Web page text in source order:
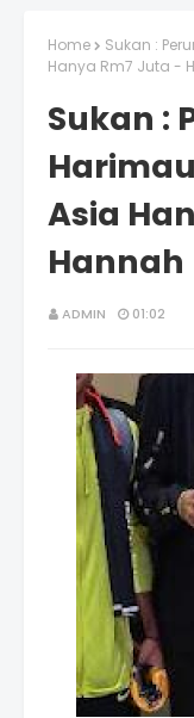
Home
Sukan :
Hanya Rm7 Juta -
Sukan :
Asia
Hannah
ADMIN 01:02